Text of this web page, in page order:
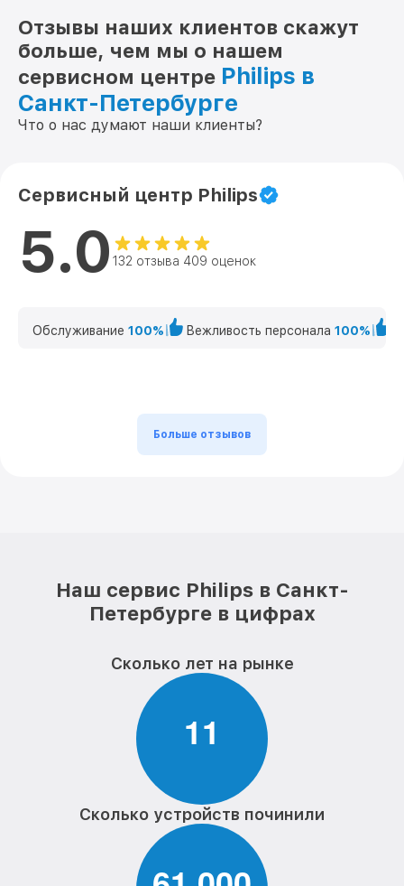
Отзывы наших клиентов скажут
больше, чем мы о нашем
сервисном центре Philips в
Санкт-Петербурге
Что о нас думают наши клиенты?
Сервисный центр Philips
5.0 132 отзыва 409 оценок
Обслуживание 100% Вежливость персонала 100%
Больше отзывов
Наш сервис Philips в Санкт-
Петербурге в цифрах
Сколько лет на рынке
11
Сколько устройств починили